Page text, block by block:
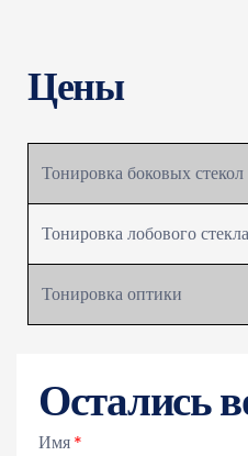
Цены
Тонировка боковых стекол
Тонировка лобового стекла
Тонировка оптики
Остались
Имя